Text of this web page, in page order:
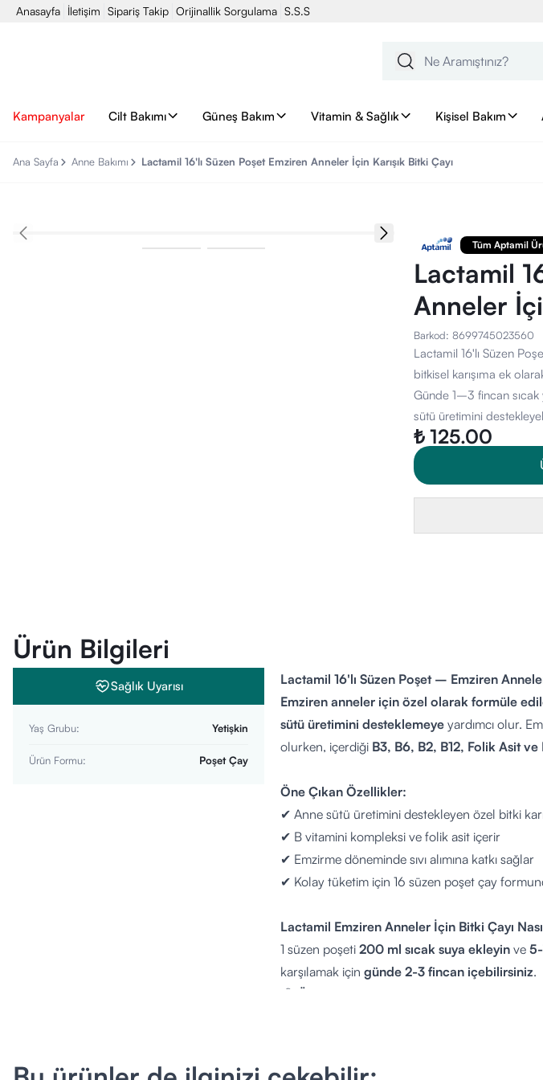
Anasayfa İletişim Sipariş Takip Orijinallik Sorgulama S.S.S
Kampanyalar Cilt Bakımı Güneş Bakım Vitamin & Sağlık Kişisel Bakım
Ana Sayfa Anne Bakımı Lactamil 16'lı Süzen Poşet Emziren Anneler İçin Karışık Bitki Çayı
Tüm Aptamil
Lactamil
Anneler
Barkod: 8699745023560
Lactamil 16'lı Süzen
bitkisel karışıma ek
Günde 1–3 fincan sıcak
sütü üretimini
₺ 125.00
Ürün Bilgileri
Sağlık Uyarısı
Yaş Grubu: Yetişkin
Ürün Formu: Poşet Çay
Lactamil 16'lı Süzen Poşet – Emziren
Emziren anneler için özel olarak formüle
sütü üretimini desteklemeye yardımcı olur.
olurken, içerdiği B3, B6, B2, B12, Folik Asit ve
Öne Çıkan Özellikler:
✔ Anne sütü üretimini destekleyen özel bitki
✔ B vitamini kompleksi ve folik asit içerir
✔ Emzirme döneminde sıvı alımına katkı sağlar
✔ Kolay tüketim için 16 süzen poşet çay
Lactamil Emziren Anneler İçin Bitki Çayı
1 süzen poşeti 200 ml sıcak suya ekleyin ve
karşılamak için günde 2-3 fincan içebilirsiniz.
📦
Ürün Boyutu: